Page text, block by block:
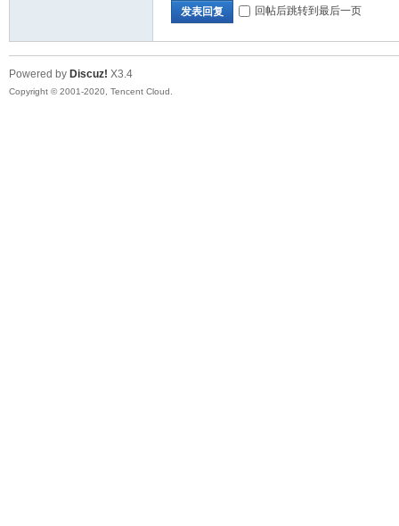
发表回复 回帖后跳转到最后一页
Powered by Discuz! X3.4
Copyright © 2001-2020, Tencent Cloud.